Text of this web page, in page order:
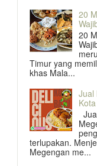
20
20
Timur yang
khas Mala...
Jual
terlupakan.
Megengan me...